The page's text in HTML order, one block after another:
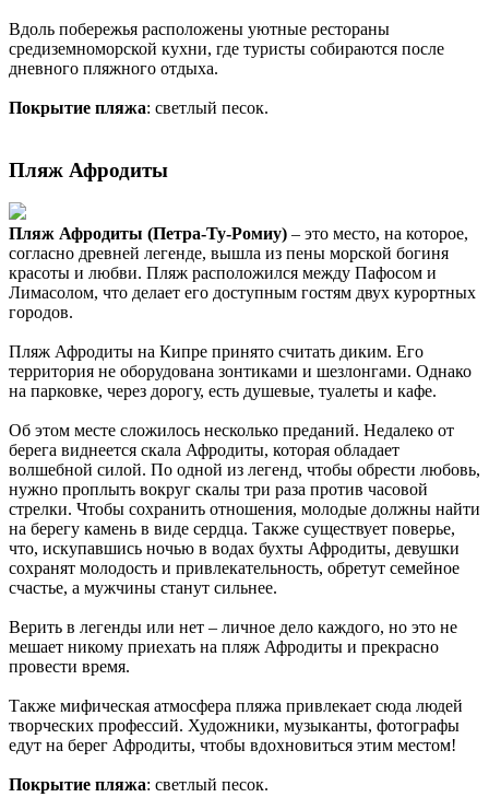
Вдоль побережья расположены уютные рестораны
средиземноморской кухни, где туристы собираются после
дневного пляжного отдыха.
Покрытие пляжа: светлый песок.
Пляж Афродиты
Пляж Афродиты (Петра-Ту-Ромиу) – это место, на которое,
согласно древней легенде, вышла из пены морской богиня
красоты и любви. Пляж расположился между Пафосом и
Лимасолом, что делает его доступным гостям двух курортных
городов.
Пляж Афродиты на Кипре принято считать диким. Его
территория не оборудована зонтиками и шезлонгами. Однако
на парковке, через дорогу, есть душевые, туалеты и кафе.
Об этом месте сложилось несколько преданий. Недалеко от
берега виднеется скала Афродиты, которая обладает
волшебной силой. По одной из легенд, чтобы обрести любовь,
нужно проплыть вокруг скалы три раза против часовой
стрелки. Чтобы сохранить отношения, молодые должны найти
на берегу камень в виде сердца. Также существует поверье,
что, искупавшись ночью в водах бухты Афродиты, девушки
сохранят молодость и привлекательность, обретут семейное
счастье, а мужчины станут сильнее.
Верить в легенды или нет – личное дело каждого, но это не
мешает никому приехать на пляж Афродиты и прекрасно
провести время.
Также мифическая атмосфера пляжа привлекает сюда людей
творческих профессий. Художники, музыканты, фотографы
едут на берег Афродиты, чтобы вдохновиться этим местом!
Покрытие пляжа: светлый песок.